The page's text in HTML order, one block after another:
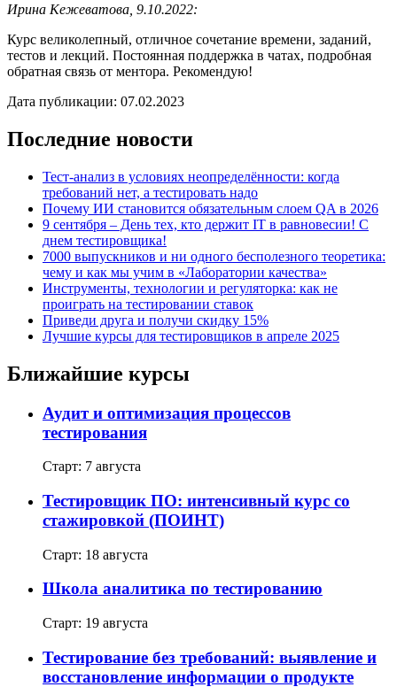
Ирина Кежеватова, 9.10.2022:
Курс великолепный, отличное сочетание времени, заданий,
тестов и лекций. Постоянная поддержка в чатах, подробная
обратная связь от ментора. Рекомендую!
Дата публикации: 07.02.2023
Последние новости
Тест-анализ в условиях неопределённости: когда
требований нет, а тестировать надо
Почему ИИ становится обязательным слоем QA в 2026
9 сентября – День тех, кто держит IT в равновесии! С
днем тестировщика!
7000 выпускников и ни одного бесполезного теоретика:
чему и как мы учим в «Лаборатории качества»
Инструменты, технологии и регуляторка: как не
проиграть на тестировании ставок
Приведи друга и получи скидку 15%
Лучшие курсы для тестировщиков в апреле 2025
Ближайшие курсы
Аудит и оптимизация процессов
тестирования
Старт: 7 августа
Тестировщик ПО: интенсивный курс со
стажировкой (ПОИНТ)
Старт: 18 августа
Школа аналитика по тестированию
Старт: 19 августа
Тестирование без требований: выявление и
восстановление информации о продукте